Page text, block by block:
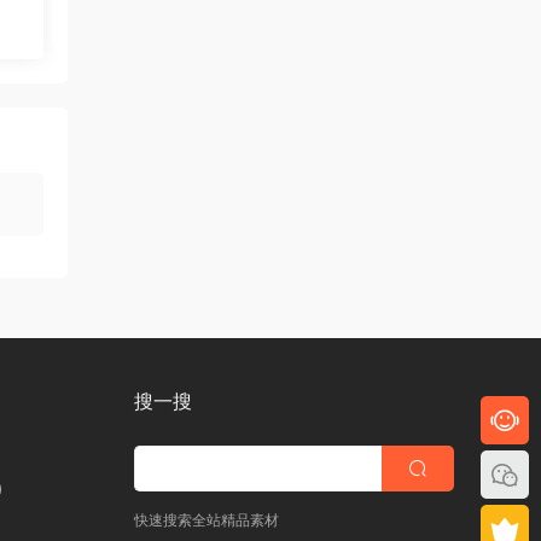
搜一搜
快速搜索全站精品素材